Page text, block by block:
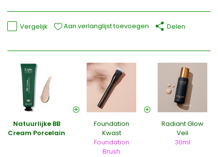
Vergelijk Aan verlanglijst toevoegen Delen
Natuurlijke BB
Cream Porcelain
Foundation
Kwast
Foundation
Brush
Radiant Glow
Veil
30ml